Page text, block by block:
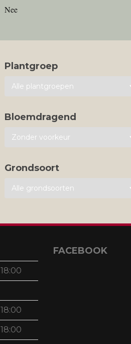
Nee
Plantgroep
Bloemdragend
Grondsoort
18:00
18:00
18:00
FACEBOOK